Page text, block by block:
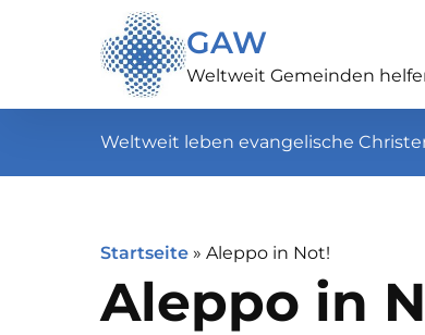
GAW
Weltweit Gemeinden
Weltweit leben evangelische
Startseite » Aleppo in Not!
Aleppo in